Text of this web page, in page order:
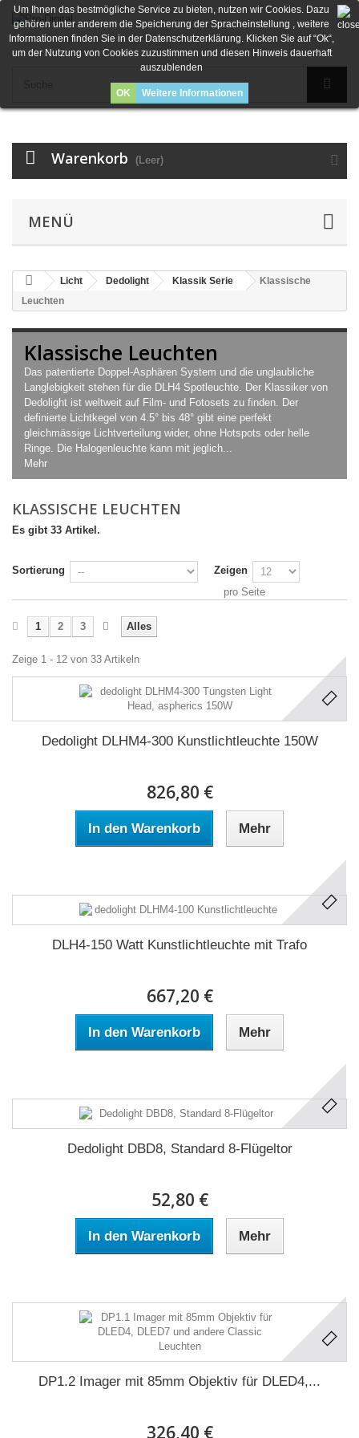
Warenkorb (Leer)
MENÜ
Um Ihnen das bestmögliche Service zu bieten, nutzen wir Cookies. Dazu
gehören unter anderem die Speicherung der Spracheinstellung , weitere
Informationen finden Sie in der Datenschutzerklärung. Klicken Sie auf “Ok“,
um der Nutzung von Cookies zuzustimmen und diesen Hinweis dauerhaft
auszublenden
OK Weitere Informationen
Licht Dedolight Klassik Serie
Klassische
Leuchten
Klassische Leuchten
Das patentierte Doppel-Asphären System und die unglaubliche
Langlebigkeit stehen für die DLH4 Spotleuchte. Der Klassiker von
Dedolight ist weltweit auf Film- und Fotosets zu finden. Der
definierte Lichtkegel von 4.5° bis 48° gibt eine perfekt
gleichmässige Lichtverteilung wider, ohne Hotspots oder helle
Ringe. Die Halogenleuchte kann mit jeglich...
Mehr
KLASSISCHE LEUCHTEN
Es gibt 33 Artikel.
Sortierung
Zeigen
pro Seite
Alles
1 2 3
Zeige 1 - 12 von 33 Artikeln
Dedolight DLHM4-300 Kunstlichtleuchte 150W
826,80 €
In den Warenkorb Mehr
DLH4-150 Watt Kunstlichtleuchte mit Trafo
667,20 €
In den Warenkorb Mehr
Dedolight DBD8, Standard 8-Flügeltor
52,80 €
In den Warenkorb Mehr
DP1.2 Imager mit 85mm Objektiv für DLED4,...
326,40 €